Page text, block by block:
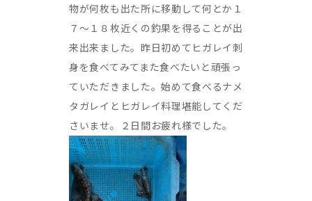
物が何枚も出た所に移動して何とか１
７～１８枚近くの釣果を得ることが出
来出来ました。昨日初めてヒガレイ刺
身を食べてみてまた食べたいと頑張っ
ていただきました。始めて食べるナメ
タガレイとヒガレイ料理堪能してくだ
さいませ。２日間お疲れ様でした。